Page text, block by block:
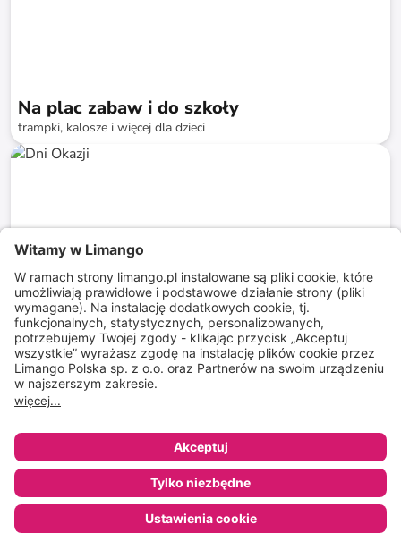
Na plac zabaw i do szkoły
trampki, kalosze i więcej dla dzieci
do -73%*
Dni Okazji
wszystko do 20 zł dla całej rodziny
do-74%* Szybka dostawa SALE
Sportowy weekend
outdoor dla niej i dla niego do 129 zł
do-74%* Szybka dostawa SALE